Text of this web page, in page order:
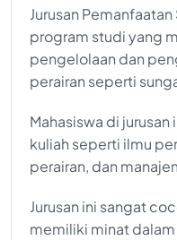
Jurusan
program studi yang
pengelolaan dan
perairan seperti
Mahasiswa di
kuliah seperti ilmu
perairan, dan
Jurusan ini sangat
memiliki minat